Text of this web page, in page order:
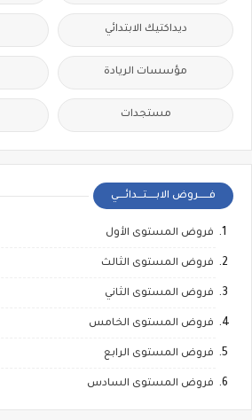
ديداكتيك الابتدائي
مؤسسات الريادة
مستجدات
فــــــروض الابـــــتـــدائــــي
فروض المستوى الأول
فروض المستوى الثالث
فروض المستوى الثاني
فروض المستوى الخامس
فروض المستوى الرابع
فروض المستوى السادس